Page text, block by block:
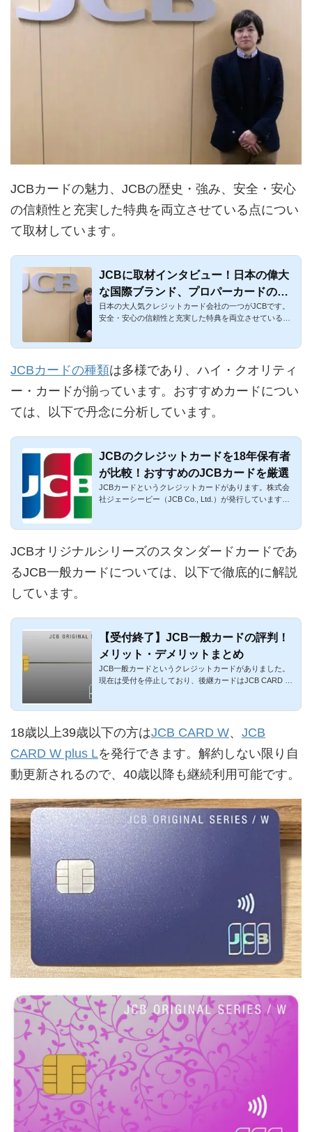
JCBカードの魅力、JCBの歴史・強み、安全・安心
の信頼性と充実した特典を両立させている点につい
て取材しています。
JCBに取材インタビュー！日本の偉大
な国際ブランド、プロパーカードの魅
力を聞き倒しました！
日本の大人気クレジットカード会社の一つがJCBです。
安全・安心の信頼性と充実した特典を両立させている点
JCBカードの種類は多様であり、ハイ・クオリティ
ー・カードが揃っています。おすすめカードについ
ては、以下で丹念に分析しています。
JCBのクレジットカードを18年保有者
が比較！おすすめのJCBカードを厳選
JCBカードというクレジットカードがあります。株式会
社ジェーシービー（JCB Co., Ltd.）が発行しています。
JCBオリジナルシリーズのスタンダードカードであ
るJCB一般カードについては、以下で徹底的に解説
しています。
【受付終了】JCB一般カードの評判！
メリット・デメリットまとめ
JCB一般カードというクレジットカードがありました。
現在は受付を停止しており、後継カードはJCB CARD S
18歳以上39歳以下の方はJCB CARD W、 JCB
CARD W plus Lを発行できます。解約しない限り自
動更新されるので、40歳以降も継続利用可能です。